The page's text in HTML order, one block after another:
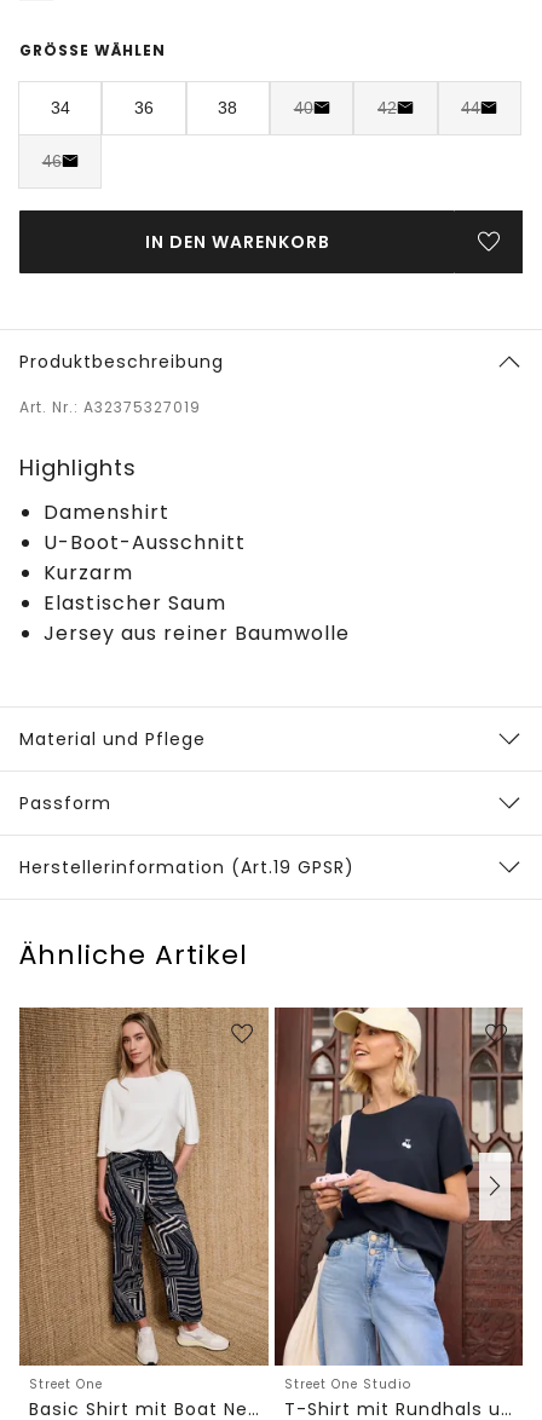
GRÖSSE WÄHLEN
34 36 38 40 42 44
46
IN DEN WARENKORB
Produktbeschreibung
Art. Nr.: A32375327019
Highlights
Damenshirt
U-Boot-Ausschnitt
Kurzarm
Elastischer Saum
Jersey aus reiner Baumwolle
Material und Pflege
Passform
Herstellerinformation (Art.19 GPSR)
Ähnliche Artikel
Street One
Basic Shirt mit Boat Neck und Elastikbund
Street One Studio
T-Shirt mit Rundhals und Embroidery-Detail